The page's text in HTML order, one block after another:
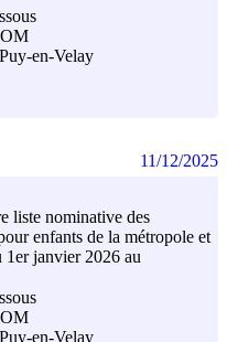
en-Velay
liste nominative des
enfants de la métropole et
1er janvier 2026 au
en-Velay
11/12/2025